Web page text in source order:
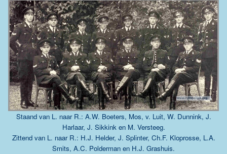
Staand van L. naar R.: A.W. Boeters, Mos, v. Luit, W. Dunnink, J.
Harlaar, J. Sikkink en M. Versteeg.
Zittend van L. naar R.: H.J. Helder, J. Splinter, Ch.F. Kloprosse, L.A.
Smits, A.C. Polderman en H.J. Grashuis.